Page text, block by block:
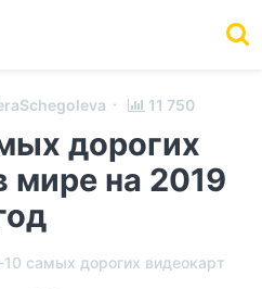
· 11 750
дорогих
мире на 2019
10 самых дорогих видеокарт